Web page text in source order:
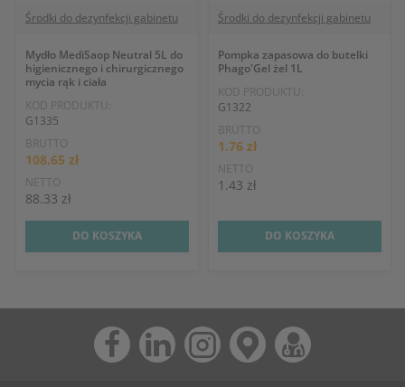
Środki do dezynfekcji gabinetu
Mydło MediSaop Neutral 5L do
higienicznego i chirurgicznego
mycia rąk i ciała
KOD PRODUKTU:
G1335
BRUTTO
108.65 zł
NETTO
88.33 zł
DO KOSZYKA
Środki do dezynfekcji gabinetu
Pompka zapasowa do butelki
Phago'Gel żel 1L
KOD PRODUKTU:
G1322
BRUTTO
1.76 zł
NETTO
1.43 zł
DO KOSZYKA